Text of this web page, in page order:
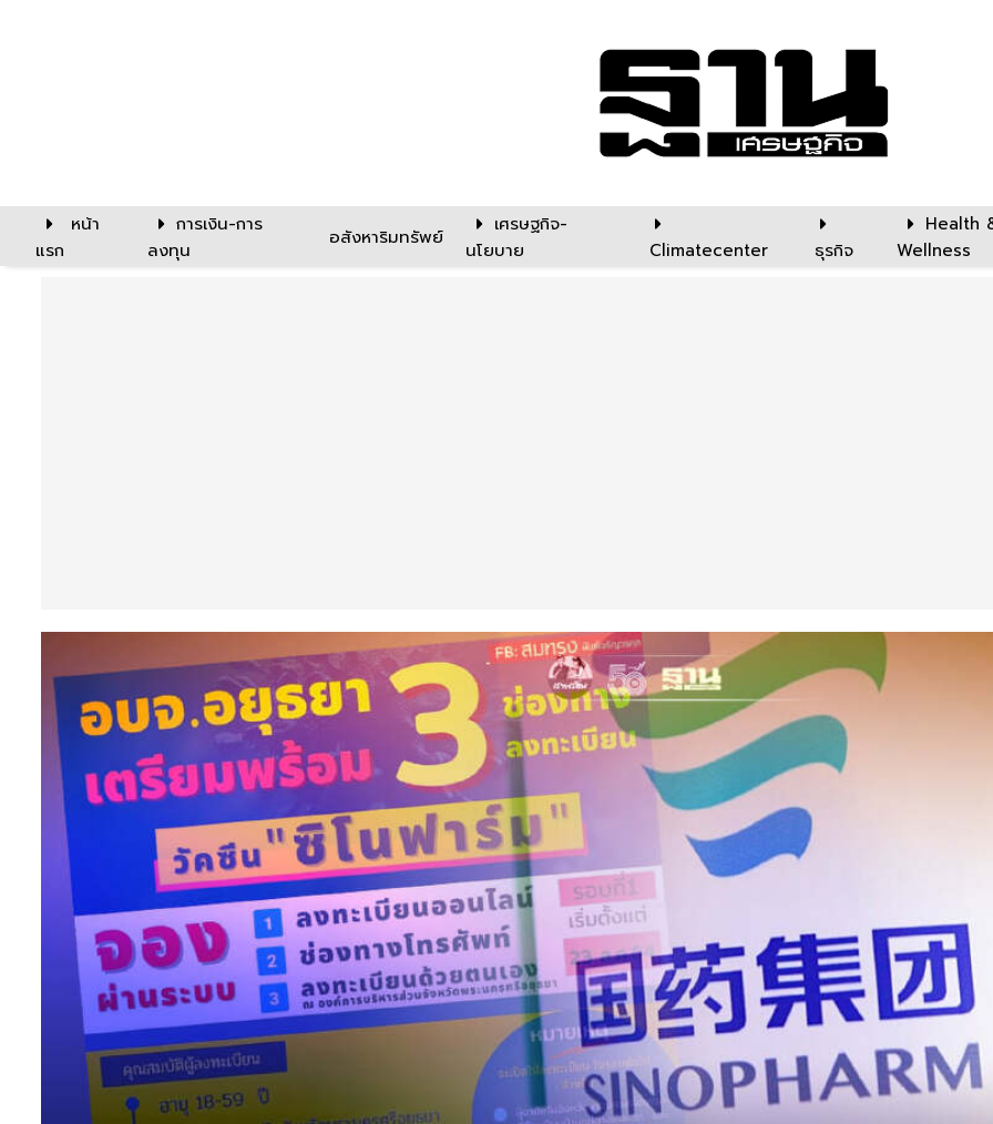
หน้า
แรก
การเงิน-การ
ลงทุน
อสังหาริมทรัพย์
เศรษฐกิจ-
นโยบาย
Climatecenter ธุรกิจ
Health
Wellness